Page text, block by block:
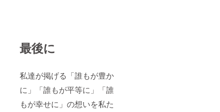
最後に
私達が掲げる「誰もが豊か
に」「誰もが平等に」「誰
もが幸せに」の想いを私た